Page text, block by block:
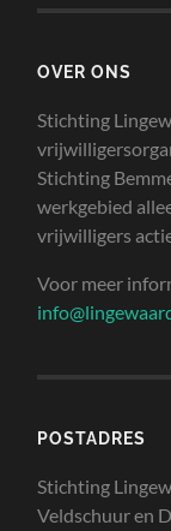
OVER ONS
Stichting
Stichting
werkgebied
vrijwilligers
Voor meer
POSTADRES
Stichting
Veldschuur en